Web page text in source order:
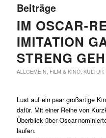
Beiträge
IM OSCAR-
IMITATION
STRENG
ALLGEMEIN, FILM & KINO, KULTUR
Lust auf ein paar großartige
dafür. Mit einer Reihe von
Überblick über Oscar-
laufen.